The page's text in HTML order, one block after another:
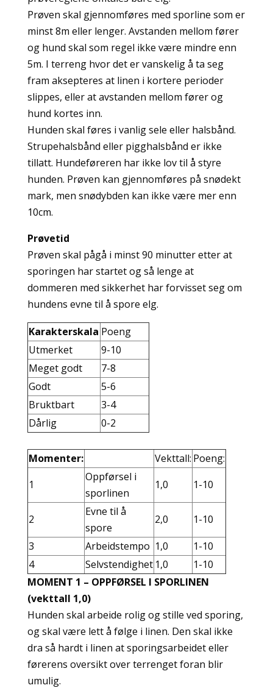
Prøven skal gjennomføres med sporline som er
minst 8m eller lenger. Avstanden mellom fører
og hund skal som regel ikke være mindre enn
5m. I terreng hvor det er vanskelig å ta seg
fram aksepteres at linen i kortere perioder
slippes, eller at avstanden mellom fører og
hund kortes inn.
Hunden skal føres i vanlig sele eller halsbånd.
Strupehalsbånd eller pigghalsbånd er ikke
tillatt. Hundeføreren har ikke lov til å styre
hunden. Prøven kan gjennomføres på snødekt
mark, men snødybden kan ikke være mer enn
10cm.
Prøvetid
Prøven skal pågå i minst 90 minutter etter at
sporingen har startet og så lenge at
dommeren med sikkerhet har forvisset seg om
hundens evne til å spore elg.
Karakterskala Poeng
Utmerket
9-10
Meget godt
7-8
Godt
5-6
Bruktbart
3-4
Dårlig
0-2
Momenter: Vekttall: Poeng:
1
Oppførsel i
sporlinen
1,0 1-10
2
Evne til å
spore
2,0
1-10
3
Arbeidstempo 1,0
1-10
4
Selvstendighet 1,0
1-10
MOMENT 1 – OPPFØRSEL I SPORLINEN
(vekttall 1,0)
Hunden skal arbeide rolig og stille ved sporing,
og skal være lett å følge i linen. Den skal ikke
dra så hardt i linen at sporingsarbeidet eller
førerens oversikt over terrenget foran blir
umulig.